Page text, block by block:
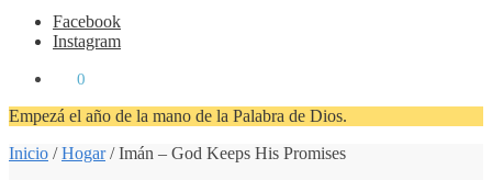
Facebook
Instagram
0
Empezá el año de la mano de la Palabra de Dios.
Inicio /Hogar/Imán – God Keeps His Promises